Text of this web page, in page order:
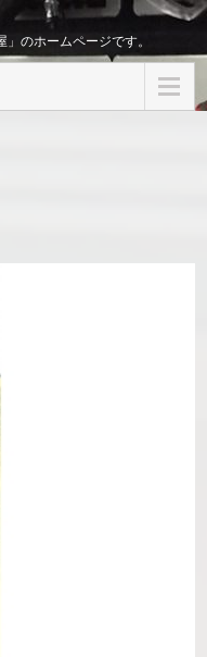
のホームページです。